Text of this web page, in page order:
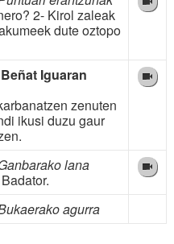
2- Kirol zaleak
dute oztopo
Beñat Iguaran
zenuten
ikusi duzu gaur
lana
agurra